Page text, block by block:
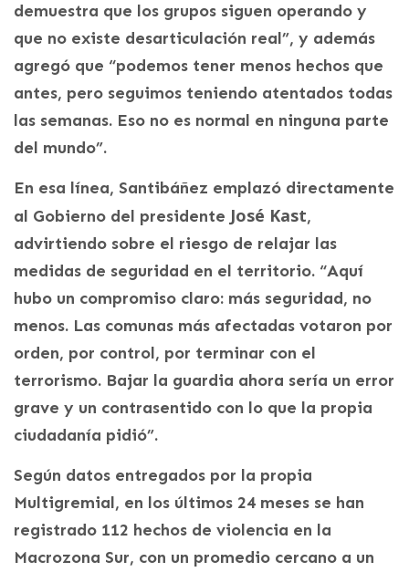
demuestra que los grupos siguen operando y
que no existe desarticulación real”, y además
agregó que “podemos tener menos hechos que
antes, pero seguimos teniendo atentados todas
las semanas. Eso no es normal en ninguna parte
del mundo”.
En esa línea, Santibáñez emplazó directamente
al Gobierno del presidente José Kast,
advirtiendo sobre el riesgo de relajar las
medidas de seguridad en el territorio. “Aquí
hubo un compromiso claro: más seguridad, no
menos. Las comunas más afectadas votaron por
orden, por control, por terminar con el
terrorismo. Bajar la guardia ahora sería un error
grave y un contrasentido con lo que la propia
ciudadanía pidió”.
Según datos entregados por la propia
Multigremial, en los últimos 24 meses se han
registrado 112 hechos de violencia en la
Macrozona Sur, con un promedio cercano a un